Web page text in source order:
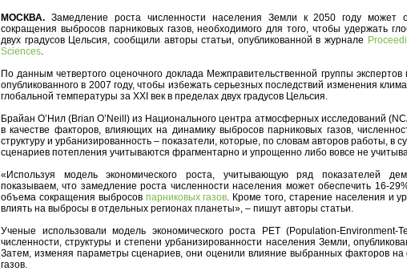
МОСКВА. Замедление роста численности населения Земли к 2050 году может
сокращения выбросов парниковых газов, необходимого для того, чтобы удержать
двух градусов Цельсия, сообщили авторы статьи, опубликованной в журнале
Sciences
По данным четвертого оценочного доклада Межправительственной группы
опубликованного в 2007 году, чтобы избежать серьезных последствий изменения
глобальной температуры за XXI век в пределах двух градусов Цельсия.
Брайан О’Нил (Brian O’Neill) из Национального центра атмосферных исследований
в качестве факторов, влияющих на динамику выбросов парниковых газов,
структуру и урбанизированность – показатели, которые, по словам авторов работы, в
сценариев потепления учитываются фрагментарно и упрощенно либо вовсе не
«Используя модель экономического роста, учитывающую ряд показателей
показываем, что замедление роста численности населения может обеспечить 16-
объема сокращения выбросов парниковых газов . Кроме того, старение населения и
влиять на выбросы в отдельных регионах планеты», – пишут авторы статьи.
Ученые использовали модель экономического роста PET (Population-Environment-
численности, структуры и степени урбанизированности населения Земли,
Затем, изменяя параметры сценариев, они оценили влияние выбранных факторов
газов.